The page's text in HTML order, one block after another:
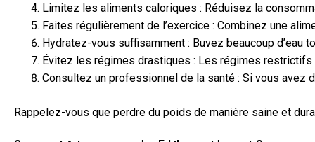
Limitez les aliments caloriques : Réduisez la
Faites régulièrement de l’exercice : Combinez une
Hydratez-vous suffisamment : Buvez beaucoup d’eau
Évitez les régimes drastiques : Les régimes
Consultez un professionnel de la santé : Si vous avez
Rappelez-vous que perdre du poids de manière saine et